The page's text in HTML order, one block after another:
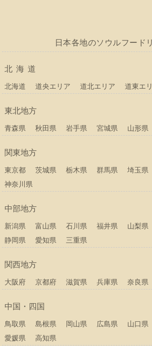
日本各地のソウルフード
北海道
北海道 道央エリア 道北エリア 道東エ
東北地方
青森県 秋田県 岩手県 宮城県 山形県
関東地方
東京都 茨城県 栃木県 群馬県 埼玉県
神奈川県
中部地方
新潟県 富山県 石川県 福井県 山梨県
静岡県
愛知県 三重県
関西地方
大阪府 京都府 滋賀県 兵庫県 奈良県
中国・四国
鳥取県 島根県 岡山県 広島県 山口県
愛媛県
高知県